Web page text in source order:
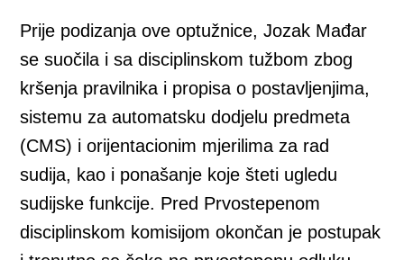
Prije podizanja ove optužnice, Jozak Mađar
se suočila i sa disciplinskom tužbom zbog
kršenja pravilnika i propisa o postavljenjima,
sistemu za automatsku dodjelu predmeta
(CMS) i orijentacionim mjerilima za rad
sudija, kao i ponašanje koje šteti ugledu
sudijske funkcije. Pred Prvostepenom
disciplinskom komisijom okončan je postupak